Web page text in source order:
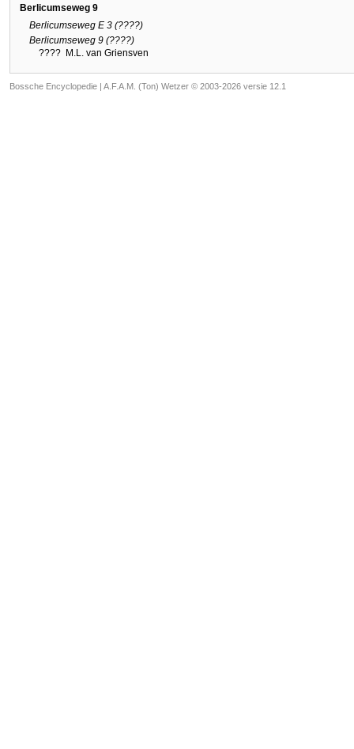
Berlicumseweg 9
Berlicumseweg E 3 (????)
Berlicumseweg 9 (????)
???? M.L. van Griensven
Bossche Encyclopedie | A.F.A.M. (Ton) Wetzer © 2003-2026 versie 12.1